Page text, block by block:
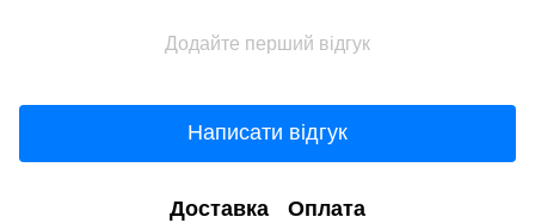
Додайте перший відгук
Написати відгук
Доставка Оплата